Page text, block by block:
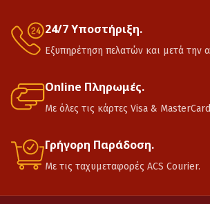
24/7 Υποστήριξη.
Εξυπηρέτηση πελατών και μετά την
Online Πληρωμές.
Με όλες τις κάρτες Visa & MasterCard
Γρήγορη Παράδοση.
Με τις ταχυμεταφορές ACS Courier.